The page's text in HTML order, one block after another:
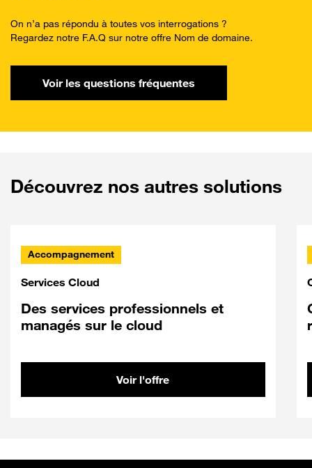
On n’a pas répondu à toutes vos interrogations ?
Regardez notre F.A.Q sur notre offre Nom de domaine.
Voir les questions fréquentes
Découvrez nos autres solutions
Accompagnement
Services Cloud
Des services professionnels et
managés sur le cloud
Voir l'offre